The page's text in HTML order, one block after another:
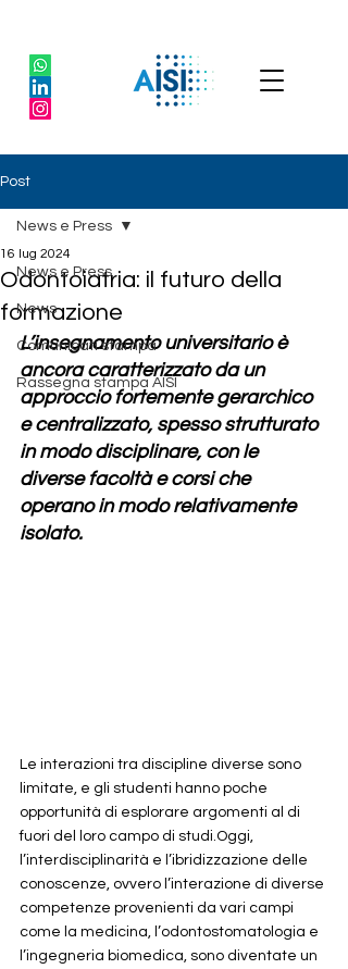
Post
News e Press
News
Comunicati stampa
Rassegna stampa AISI
News e Press
Odontoiatria: il futuro della
formazione
16 lug 2024
L’insegnamento universitario è
ancora caratterizzato da un
approccio fortemente gerarchico
e centralizzato, spesso strutturato
in modo disciplinare, con le
diverse facoltà e corsi che
operano in modo relativamente
isolato.
Le interazioni tra discipline diverse sono
limitate, e gli studenti hanno poche
opportunità di esplorare argomenti al di
fuori del loro campo di studi.Oggi,
l’interdisciplinarità e l’ibridizzazione delle
conoscenze, ovvero l’interazione di diverse
competenze provenienti da vari campi
come la medicina, l’odontostomatologia e
l’ingegneria biomedica, sono diventate un